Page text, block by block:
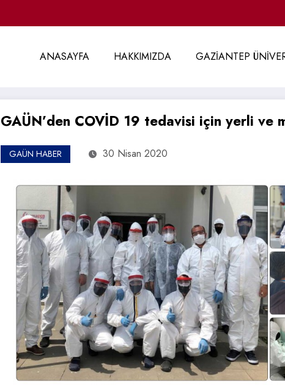
ANASAYFA HAKKIMIZDA GAZİANTEP
GAÜN’den COVİD 19 tedavisi için yerli ve
GAÜN HABER 30 Nisan 2020